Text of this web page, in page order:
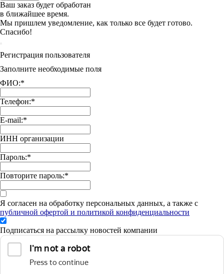
Ваш заказ будет обработан
в ближайшее время.
Мы пришлем уведомление, как только все будет готово.
Спасибо!
Регистрация пользователя
Заполните необходимые поля
ФИО:*
Телефон:*
E-mail:*
ИНН организации
Пароль:*
Повторите пароль:*
Я согласен на обработку персональных данных, а также с
публичной офертой и политикой конфиденциальности
Подписаться на рассылку новостей компании